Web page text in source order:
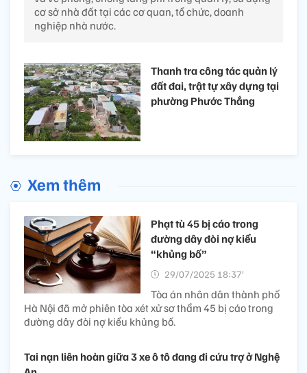
cơ sở nhà đất tại các cơ quan, tổ chức, doanh
nghiệp nhà nước.
Thanh tra công tác quản lý
đất đai, trật tự xây dựng tại
phường Phước Thắng
Xem thêm
Phạt tù 45 bị cáo trong
đường dây đòi nợ kiểu
“khủng bố”
29/07/2025 18:37’
Tòa án nhân dân thành phố
Hà Nội đã mở phiên tòa xét xử sơ thẩm 45 bị cáo trong
đường dây đòi nợ kiểu khủng bố.
Tai nạn liên hoàn giữa 3 xe ô tô đang đi cứu trợ ở Nghệ